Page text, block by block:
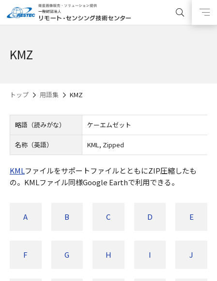
KMZ
トップ 用語集 KMZ
略語（読みがな） ケーエムゼット
名称（英語） KML, Zipped
KMLファイルをサポートファイルとともにZIP圧縮したも
の。KMLファイル同様Google Earthで利用できる。
A B C D E
F G H I J